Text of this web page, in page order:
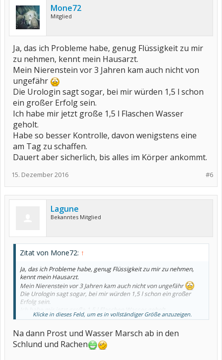
Mone72
Mitglied
Ja, das ich Probleme habe, genug Flüssigkeit zu mir
zu nehmen, kennt mein Hausarzt.
Mein Nierenstein vor 3 Jahren kam auch nicht von
ungefähr
Die Urologin sagt sogar, bei mir würden 1,5 l schon
ein großer Erfolg sein.
Ich habe mir jetzt große 1,5 l Flaschen Wasser
geholt.
Habe so besser Kontrolle, davon wenigstens eine
am Tag zu schaffen.
Dauert aber sicherlich, bis alles im Körper ankommt.
#6
15. Dezember 2016
Lagune
Bekanntes Mitglied
Zitat von Mone72: ↑
Ja, das ich Probleme habe, genug Flüssigkeit zu mir zu nehmen,
kennt mein Hausarzt.
Mein Nierenstein vor 3 Jahren kam auch nicht von ungefähr
Die Urologin sagt sogar, bei mir würden 1,5 l schon ein großer
Erfolg sein.
Habe so besser Kontrolle, davon wenigstens eine am Tag zu
Dauert aber sicherlich, bis alles im Körper ankommt.
Klicke in dieses Feld, um es in vollständiger Größe anzuzeigen.
Na dann Prost und Wasser Marsch ab in den
Schlund und Rachen